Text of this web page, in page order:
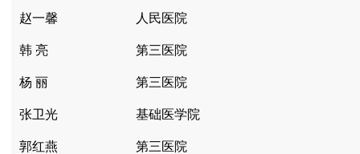
赵一馨 人民医院
韩 亮 第三医院
杨 丽 第三医院
张卫光 基础医学院
郭红燕 第三医院